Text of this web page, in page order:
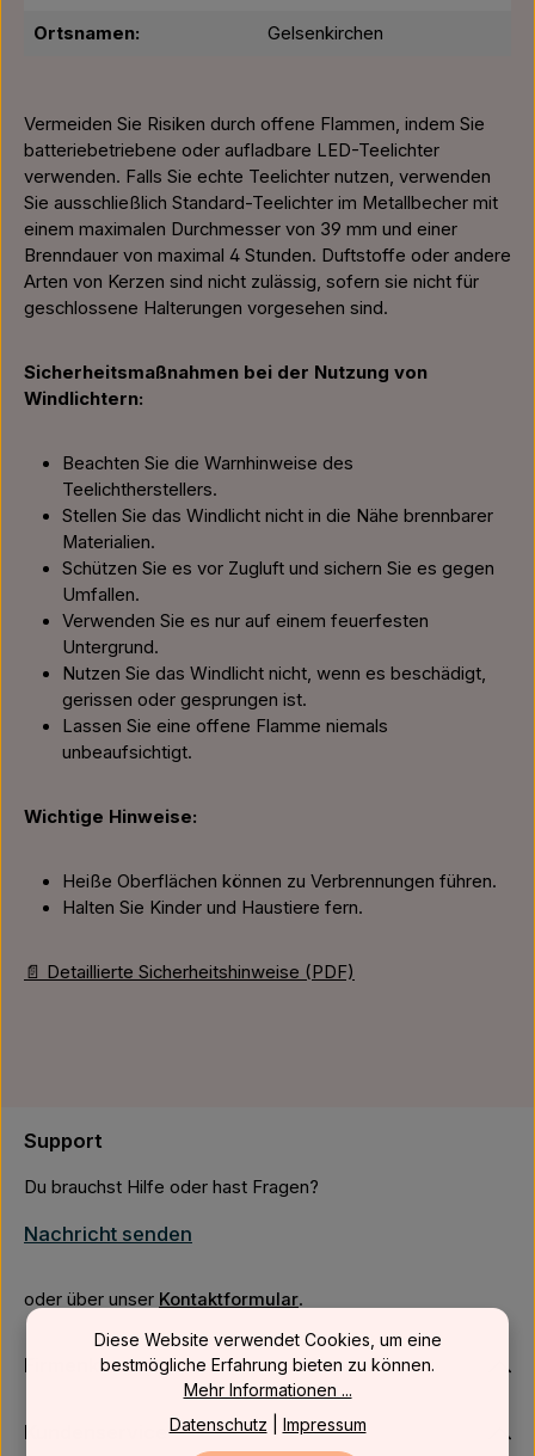
Ortsnamen: Gelsenkirchen
Vermeiden Sie Risiken durch offene Flammen, indem Sie
batteriebetriebene oder aufladbare LED-Teelichter
verwenden. Falls Sie echte Teelichter nutzen, verwenden
Sie ausschließlich Standard-Teelichter im Metallbecher mit
einem maximalen Durchmesser von 39 mm und einer
Brenndauer von maximal 4 Stunden. Duftstoffe oder andere
Arten von Kerzen sind nicht zulässig, sofern sie nicht für
geschlossene Halterungen vorgesehen sind.
Sicherheitsmaßnahmen bei der Nutzung von
Windlichtern:
Beachten Sie die Warnhinweise des
Teelichtherstellers.
Stellen Sie das Windlicht nicht in die Nähe brennbarer
Materialien.
Schützen Sie es vor Zugluft und sichern Sie es gegen
Umfallen.
Verwenden Sie es nur auf einem feuerfesten
Untergrund.
Nutzen Sie das Windlicht nicht, wenn es beschädigt,
gerissen oder gesprungen ist.
Lassen Sie eine offene Flamme niemals
unbeaufsichtigt.
Wichtige Hinweise:
Heiße Oberflächen können zu Verbrennungen führen.
Halten Sie Kinder und Haustiere fern.
📄 Detaillierte Sicherheitshinweise (PDF)
Support
Du brauchst Hilfe oder hast Fragen?
Nachricht senden
oder über unser Kontaktformular.
Firmenkunden
Kundenservice
Diese Website verwendet Cookies, um eine
bestmögliche Erfahrung bieten zu können.
Mehr Informationen ...
Datenschutz
Impressum